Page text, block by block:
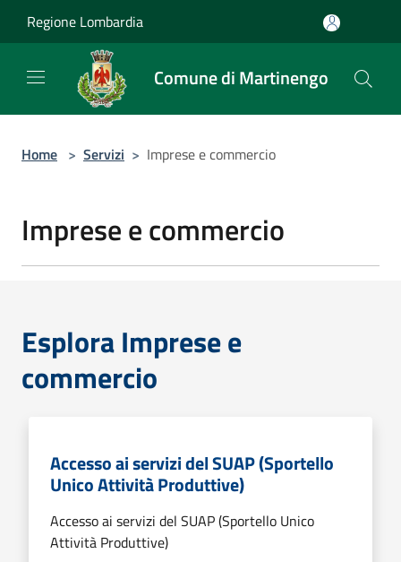
Regione Lombardia
Comune di Martinengo
Home > Servizi > Imprese e commercio
Imprese e commercio
Esplora Imprese e
commercio
Accesso ai servizi del SUAP (Sportello
Unico Attività Produttive)
Accesso ai servizi del SUAP (Sportello Unico
Attività Produttive)